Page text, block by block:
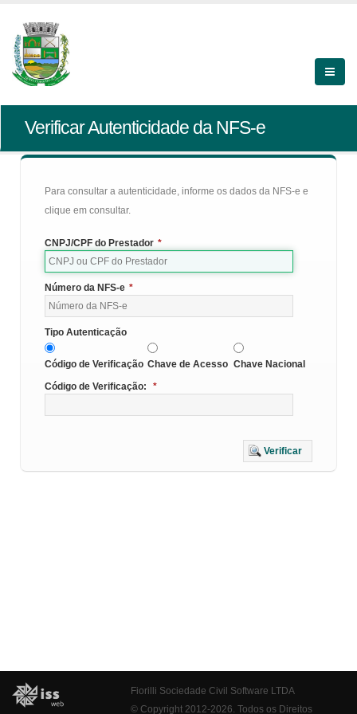
Verificar Autenticidade da NFS-e
Para consultar a autenticidade, informe os dados da NFS-e e
clique em consultar.
CNPJ/CPF do Prestador *
Número da NFS-e *
Tipo Autenticação
Código de Verificação Chave de Acesso Chave Nacional
Código de Verificação:
*
Verificar
Fiorilli Sociedade Civil Software LTDA
© Copyright 2012-2026. Todos os Direitos